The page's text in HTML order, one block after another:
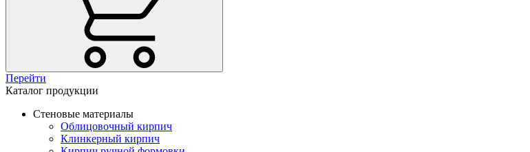
Перейти
Каталог продукции
Стеновые материалы
Облицовочный кирпич
Клинкерный кирпич